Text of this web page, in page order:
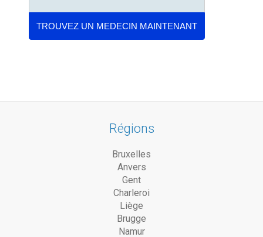
Régions
Bruxelles
Anvers
Gent
Charleroi
Liège
Brugge
Namur